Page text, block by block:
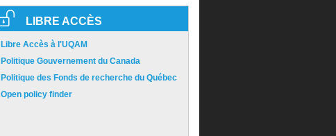
LIBRE ACCÈS
Libre Accès à l'UQAM
Politique Gouvernement du Canada
Politique des Fonds de recherche du Québec
Open policy finder